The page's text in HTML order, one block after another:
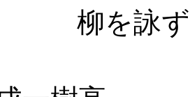
柳を詠ず